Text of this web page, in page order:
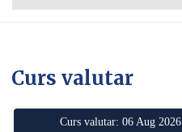
Curs valutar
Curs valutar: 06 Aug 2026